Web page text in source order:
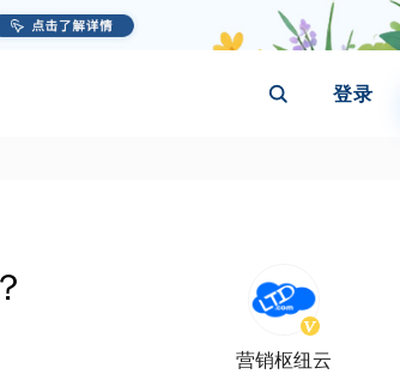
登录
营销枢纽云